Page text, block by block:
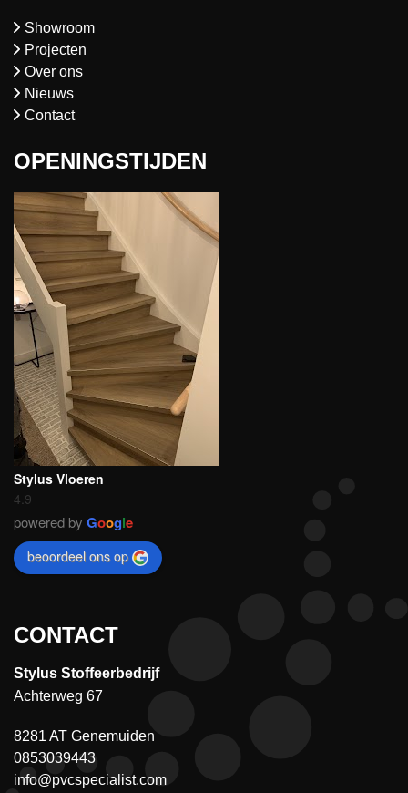
Showroom
Projecten
Over ons
Nieuws
Contact
OPENINGSTIJDEN
Stylus Vloeren
4.9
powered by Google
beoordeel ons op
CONTACT
Stylus Stoffeerbedrijf
Achterweg 67
8281 AT Genemuiden
0853039443
info@pvcspecialist.com